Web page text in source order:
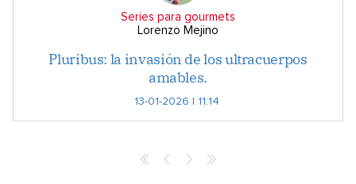
Series para gourmets
Lorenzo Mejino
Pluribus: la invasión de los ultracuerpos
amables.
13-01-2026 | 11:14